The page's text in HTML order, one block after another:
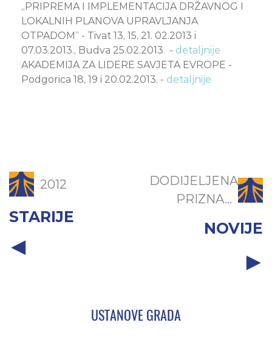
„PRIPREMA I IMPLEMENTACIJA DRŽAVNOG I
LOKALNIH PLANOVA UPRAVLJANJA
OTPADOM“ - Tivat 13, 15, 21. 02.2013 i
07.03.2013., Budva 25.02.2013. - detaljnije
AKADEMIJA ZA LIDERE SAVJETA EVROPE -
Podgorica 18, 19 i 20.02.2013. - detaljnije
2012
STARIJE
DODIJELJENA
PRIZNA...
NOVIJE
USTANOVE GRADA